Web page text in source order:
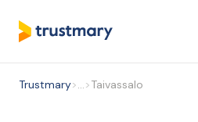
Trustmary>…>Taivassalo